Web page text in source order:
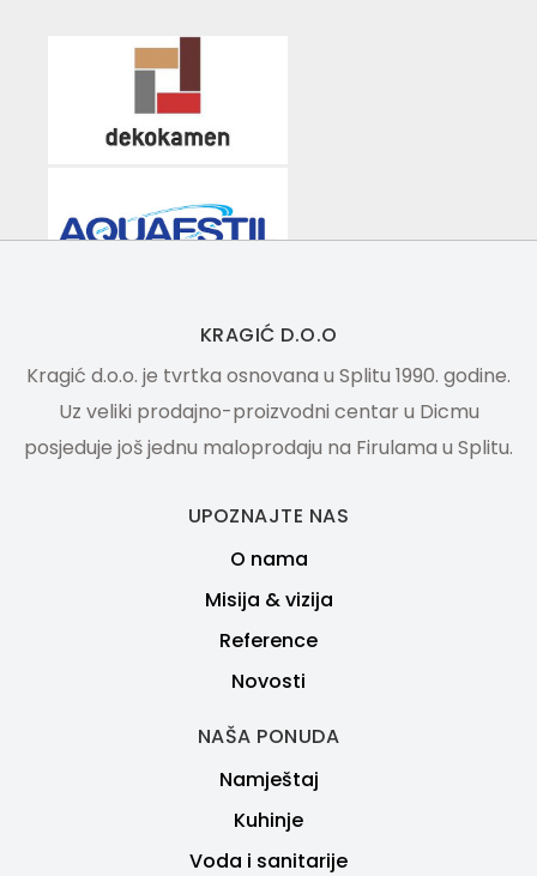
KRAGIĆ D.O.O
Kragić d.o.o. je tvrtka osnovana u Splitu 1990. godine.
Uz veliki prodajno-proizvodni centar u Dicmu
posjeduje još jednu maloprodaju na Firulama u Splitu.
UPOZNAJTE NAS
O nama
Misija & vizija
Reference
Novosti
NAŠA PONUDA
Namještaj
Kuhinje
Voda i sanitarije